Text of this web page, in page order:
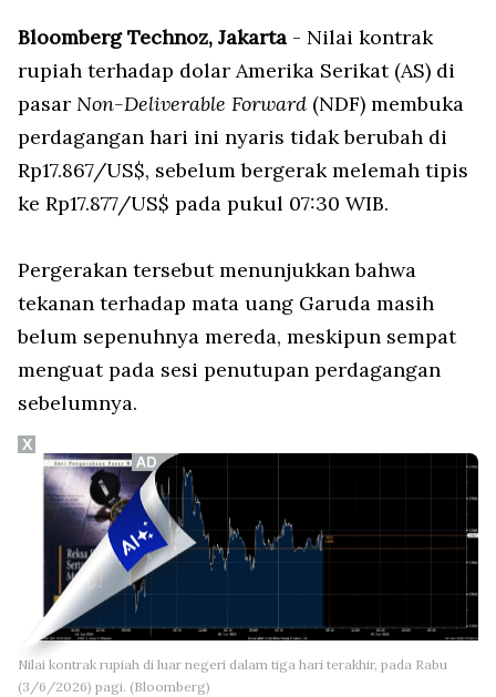
Bloomberg Technoz, Jakarta - Nilai kontrak
rupiah terhadap dolar Amerika Serikat (AS) di
pasar Non-Deliverable Forward (NDF) membuka
perdagangan hari ini nyaris tidak berubah di
Rp17.867/US$, sebelum bergerak melemah tipis
ke Rp17.877/US$ pada pukul 07:30 WIB.
Pergerakan tersebut menunjukkan bahwa
tekanan terhadap mata uang Garuda masih
belum sepenuhnya mereda, meskipun sempat
menguat pada sesi penutupan perdagangan
sebelumnya.
Nilai kontrak rupiah di luar negeri dalam tiga hari terakhir, pada Rabu
(3/6/2026) pagi. (Bloomberg)
X